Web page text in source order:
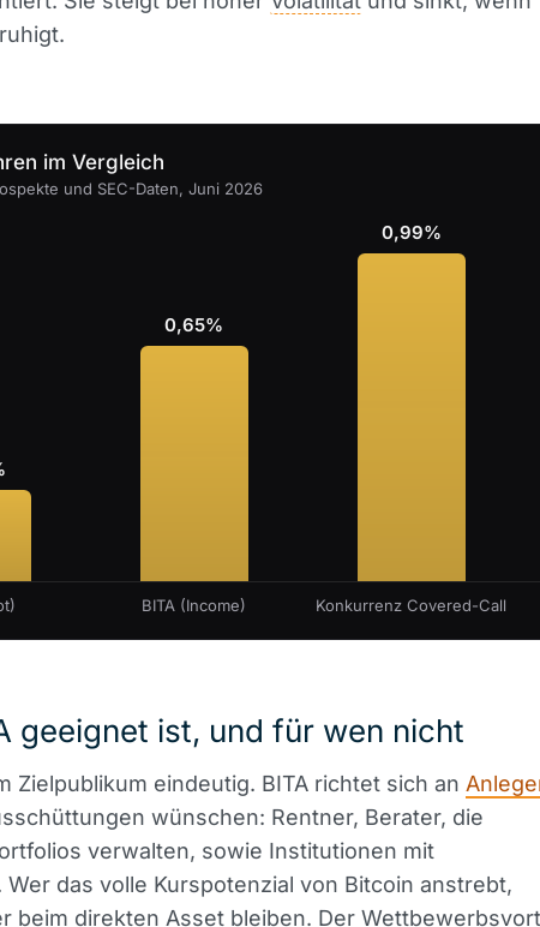
im Vergleich
und SEC-Daten, Juni 2026
0,65%
0,99%
BITA (Income) Konkurrenz Covered-Call
geeignet ist, und für wen nicht
Zielpublikum eindeutig. BITA richtet sich an
wünschen: Rentner, Berater, die
verwalten, sowie Institutionen mit
Wer das volle Kurspotenzial von Bitcoin anstrebt,
beim direkten Asset bleiben. Der